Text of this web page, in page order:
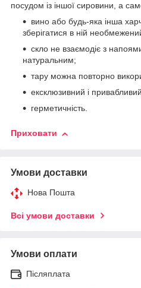
посудом із іншої сировини, а
вино або будь-яка інша
зберігатися в ній
скло не взаємодіє з
натуральним;
тару можна повторно
ексклюзивний і
герметичність.
Приховати
Умови доставки
Нова Пошта
Всі умови доставки
Умови оплати
Післяплата